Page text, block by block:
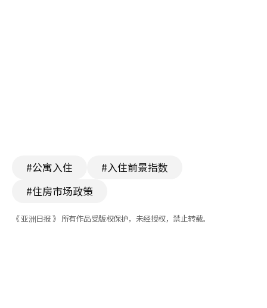
#公寓入住
#入住前景指数
#住房市场政策
《 亚洲日报 》 所有作品受版权保护，未经授权，禁止转载。